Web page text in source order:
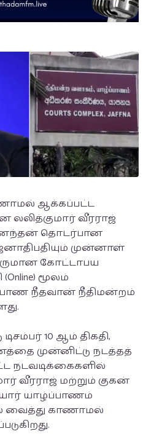
ஆக்கப்பட்ட
லலித்குமார் வீரராஜ்
தொடர்பான
முன்னாள்
கோட்டாபய
மூலம்
நீதவான் நீதிமன்றம்
10 ஆம் திகதி,
முன்னிட்டு நடத்தத்
நடவடிக்கைகளில்
வீரராஜ் மற்றும் குகன்
யாழ்ப்பாணம்
வைத்து காணாமல்